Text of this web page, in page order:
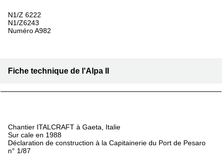
N1/Z 6222
N1/Z6243
Numéro A982
Fiche technique de l'Alpa II
Chantier ITALCRAFT à Gaeta, Italie
Sur cale en 1988
Déclaration de construction à la Capitainerie du Port de Pesaro
n° 1/87